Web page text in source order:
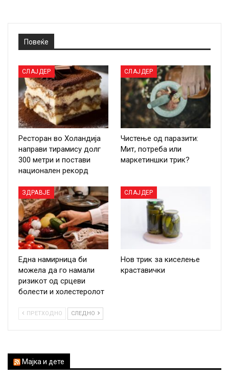
Повеќе
СЛАЈДЕР
Ресторан во Холандија
направи тирамису долг
300 метри и постави
национален рекорд
СЛАЈДЕР
Чистење од паразити:
Мит, потреба или
маркетиншки трик?
ЗДРАВЈЕ
Една намирница би
можела да го намали
ризикот од срцеви
болести и холестеролот
СЛАЈДЕР
Нов трик за киселење
краставички
ПРЕТХОДНО СЛЕДНО
Мајка и дете